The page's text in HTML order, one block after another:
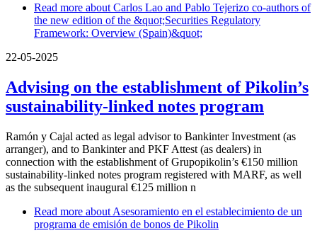
Read more about Carlos Lao and Pablo Tejerizo co-authors of
the new edition of the &quot;Securities Regulatory
Framework: Overview (Spain)&quot;
22-05-2025
Advising on the establishment of Pikolin’s
sustainability-linked notes program
Ramón y Cajal acted as legal advisor to Bankinter Investment (as
arranger), and to Bankinter and PKF Attest (as dealers) in
connection with the establishment of Grupopikolin’s €150 million
sustainability-linked notes program registered with MARF, as well
as the subsequent inaugural €125 million n
Read more about Asesoramiento en el establecimiento de un
programa de emisión de bonos de Pikolin